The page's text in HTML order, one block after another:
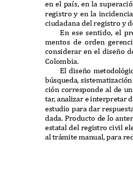
en el país,en la superació
registro y en la
ciudadana del registro y
En ese sentido,el
mentos de orden
considerar en el diseño
Colombia
El diseño metodoló
búsqueda,sistematizació
ción corresponde al de
tar,analizar e interpretar
estudio para dar
dada. Producto de lo
estatal del registro civil
al trámite manual,para